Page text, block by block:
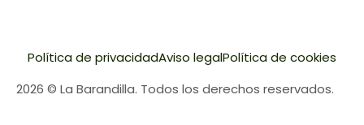
2026 © La Barandilla. Todos los derechos reservados.
Política de privacidadAviso legalPolítica de cookies